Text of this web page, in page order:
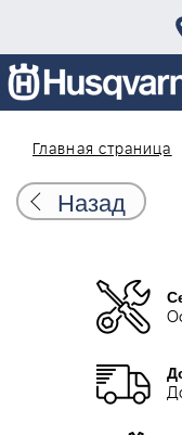
Главная страница
Назад